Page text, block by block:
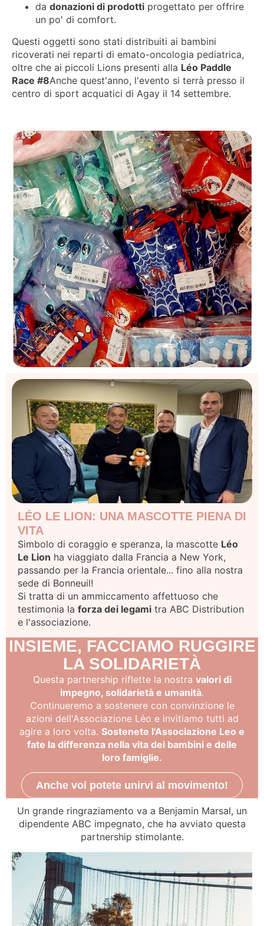
da donazioni di prodotti progettato per offrire
un po' di comfort.
Questi oggetti sono stati distribuiti ai bambini
ricoverati nei reparti di emato-oncologia pediatrica,
oltre che ai piccoli Lions presenti alla Léo Paddle
Race #8Anche quest'anno, l'evento si terrà presso il
centro di sport acquatici di Agay il 14 settembre.
LÉO LE LION: UNA MASCOTTE PIENA DI
VITA
Simbolo di coraggio e speranza, la mascotte Léo
Le Lion ha viaggiato dalla Francia a New York,
passando per la Francia orientale... fino alla nostra
sede di Bonneuil!
Si tratta di un ammiccamento affettuoso che
testimonia la forza dei legami tra ABC Distribution
e l'associazione.
INSIEME, FACCIAMO RUGGIRE
LA SOLIDARIETÀ
Questa partnership riflette la nostra valori di
impegno, solidarietà e umanità.
Continueremo a sostenere con convinzione le
azioni dell'Associazione Léo e invitiamo tutti ad
agire a loro volta. Sostenete l'Associazione Leo e
fate la differenza nella vita dei bambini e delle
loro famiglie.
Anche voi potete unirvi al movimento!
Un grande ringraziamento va a Benjamin Marsal, un
dipendente ABC impegnato, che ha avviato questa
partnership stimolante.